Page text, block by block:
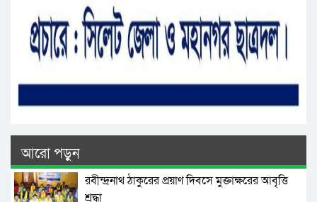
আরো পড়ুন
রবীন্দ্রনাথ ঠাকুরের প্রয়াণ দিবসে মুক্তাক্ষরের আবৃত্তি
শ্রদ্ধা